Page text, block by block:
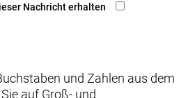
Nachricht erhalten
und Zahlen aus dem
auf Groß- und